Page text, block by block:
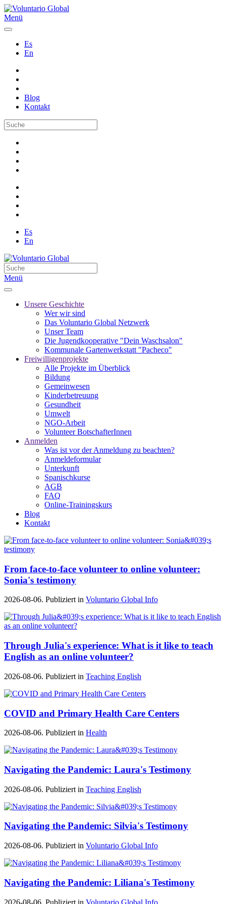
Menü
Es
En
Blog
Kontakt
Es
En
Menü
Unsere Geschichte
Wer wir sind
Das Voluntario Global Netzwerk
Unser Team
Die Jugendkooperative "Dein Waschsalon"
Kommunale Gartenwerkstatt "Pacheco"
Freiwilligenprojekte
Alle Projekte im Überblick
Bildung
Gemeinwesen
Kinderbetreuung
Gesundheit
Umwelt
NGO-Arbeit
Volunteer BotschafterInnen
Anmelden
Was ist vor der Anmeldung zu beachten?
Anmeldeformular
Unterkunft
Spanischkurse
AGB
FAQ
Online-Trainingskurs
Blog
Kontakt
From face-to-face volunteer to online volunteer:
Sonia's testimony
2026-08-06. Publiziert in Voluntario Global Info
Through Julia's experience: What is it like to teach
English as an online volunteer?
2026-08-06. Publiziert in Teaching English
COVID and Primary Health Care Centers
2026-08-06. Publiziert in Health
Navigating the Pandemic: Laura's Testimony
2026-08-06. Publiziert in Teaching English
Navigating the Pandemic: Silvia's Testimony
2026-08-06. Publiziert in Voluntario Global Info
Navigating the Pandemic: Liliana's Testimony
2026-08-06. Publiziert in Voluntario Global Info